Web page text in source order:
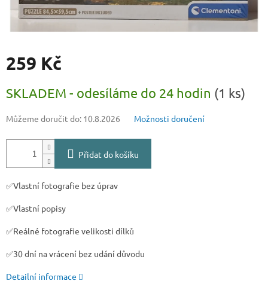
259 Kč
cena:
SKLADEM - odesíláme do 24 hodin (1 ks)
Můžeme doručit do: 10.8.2026 Možnosti doručení
Přidat do košíku
✅Vlastní fotografie bez úprav
✅Vlastní popisy
✅Reálné fotografie velikosti dílků
✅30 dní na vrácení bez udání důvodu
Detailní informace